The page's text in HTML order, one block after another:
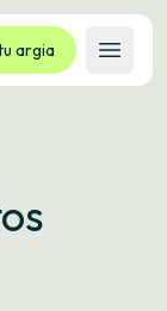
argia
Ireki